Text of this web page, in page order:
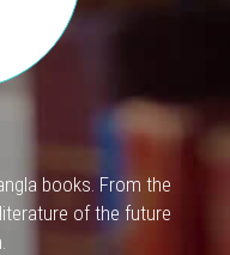
books. From the
of the future